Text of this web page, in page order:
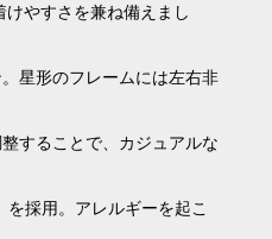
やすさを兼ね備えまし
星形のフレームには左右非
することで、カジュアルな
採用。アレルギーを起こ